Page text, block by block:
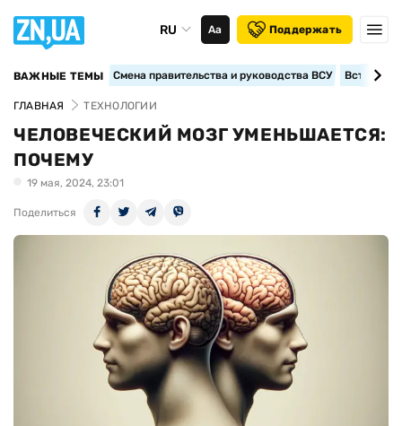
RU Аа Поддержать
ВАЖНЫЕ ТЕМЫ Смена правительства и руководства ВСУ
ГЛАВНАЯ ТЕХНОЛОГИИ
ЧЕЛОВЕЧЕСКИЙ МОЗГ УМЕНЬШАЕТСЯ:
ПОЧЕМУ
19 мая, 2024, 23:01
Поделиться